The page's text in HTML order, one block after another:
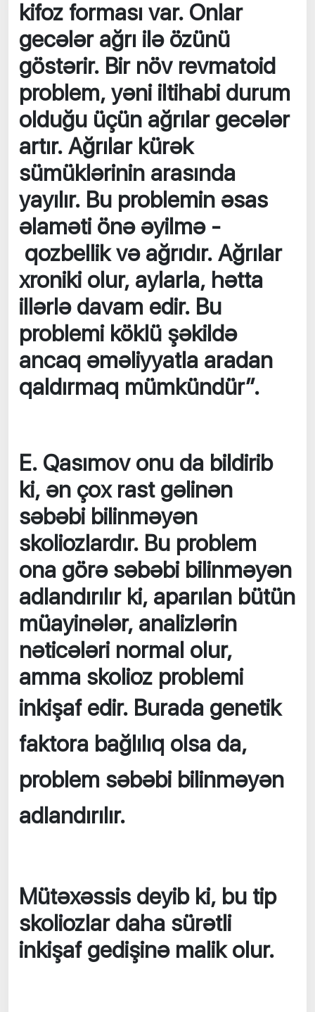
kifoz forması var. Onlar
gecələr ağrı ilə özünü
göstərir. Bir növ revmatoid
problem, yəni iltihabi durum
olduğu üçün ağrılar gecələr
artır. Ağrılar kürək
sümüklərinin arasında
yayılır. Bu problemin əsas
əlaməti önə əyilmə -
qozbellik və ağrıdır. Ağrılar
xroniki olur, aylarla, hətta
illərlə davam edir. Bu
problemi köklü şəkildə
ancaq əməliyyatla aradan
qaldırmaq mümkündür”.
E. Qasımov onu da bildirib
ki, ən çox rast gəlinən
səbəbi bilinməyən
skoliozlardır. Bu problem
ona görə səbəbi bilinməyən
adlandırılır ki, aparılan bütün
müayinələr, analizlərin
nəticələri normal olur,
amma skolioz problemi
inkişaf edir. Burada genetik
faktora bağlılıq olsa da,
problem səbəbi bilinməyən
adlandırılır.
Mütəxəssis deyib ki, bu tip
skoliozlar daha sürətli
inkişaf gedişinə malik olur.